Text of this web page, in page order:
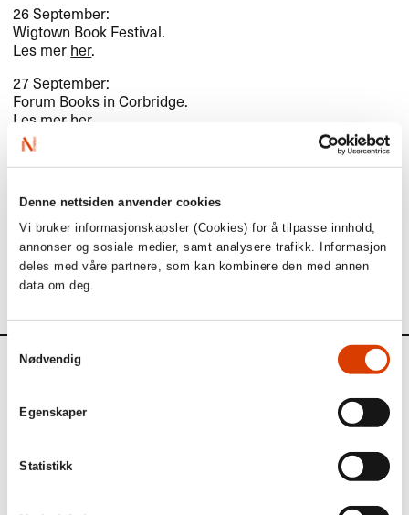
Denne nettsiden anvender cookies
Vi bruker informasjonskapsler (Cookies) for å tilpasse innhold,
annonser og sosiale medier, samt analysere trafikk. Informasjon
deles med våre partnere, som kan kombinere den med annen
data om deg.
Nødvendig
Egenskaper
Statistikk
26 September:
Wigtown Book Festival.
Les mer her.
27 September:
Forum Books in Corbridge.
Les mer her.
Les mer om Lars Mytting og
av MacLehose Press med oversettelsesstøtte fra
Les mer om den engelske bokenher .
Hel veder solgt for oversettelse til tsjekkisk, dansk, estisk,
finsk, tysk, svensk- samt engelske verdensrettigheter.
Kalender
Kommende aktiviteter